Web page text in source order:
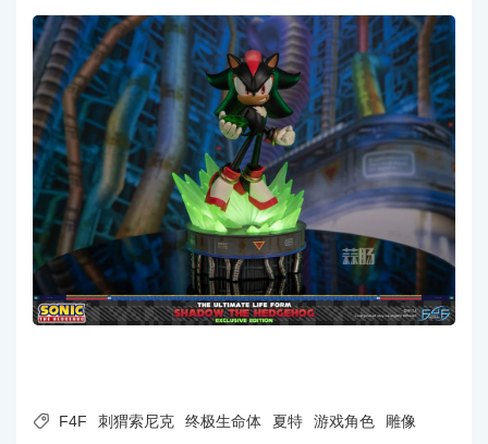
 F4F 刺猬索尼克 终极生命体 夏特 游戏角色 雕像